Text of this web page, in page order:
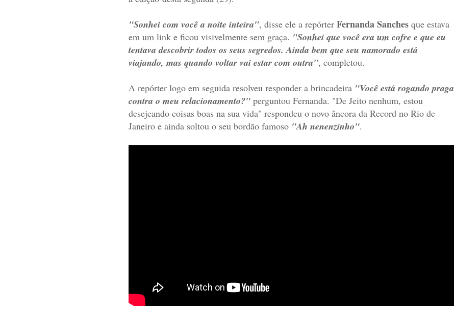
"Sonhei com você a noite inteira", disse ele a repórter Fernanda Sanches que estava
em um link e ficou visivelmente sem graça. "Sonhei que você era um cofre e que eu
tentava descobrir todos os seus segredos. Ainda bem que seu namorado está
viajando, mas quando voltar vai estar com outra", completou.
A repórter logo em seguida resolveu responder a brincadeira "Você está rogando praga
contra o meu relacionamento?" perguntou Fernanda. "De Jeito nenhum, estou
desejeando coisas boas na sua vida" respondeu o novo âncora da Record no Rio de
Janeiro e ainda soltou o seu bordão famoso "Ah nenenzinho".